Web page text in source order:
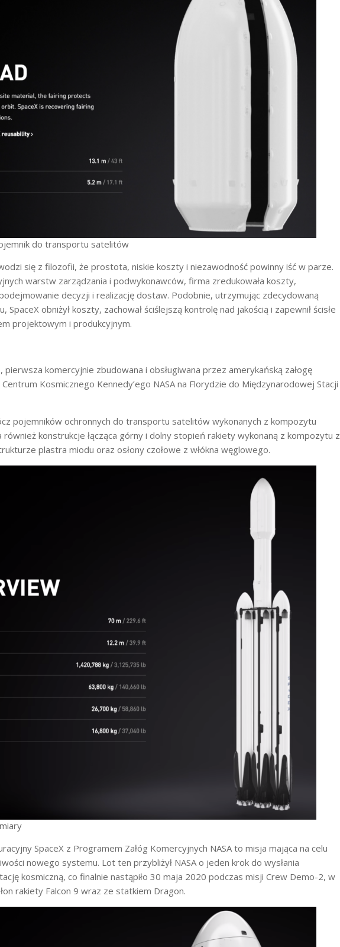
do transportu satelitów
się z filozofii, że prostota, niskie koszty i niezawodność powinny iść w parze.
warstw zarządzania i podwykonawców, firma zredukowała koszty,
decyzji i realizację dostaw. Podobnie, utrzymując zdecydowaną
SpaceX obniżył koszty, zachował ściślejszą kontrolę nad jakością i zapewnił ścisłe
projektowym i produkcyjnym.
komercyjnie zbudowana i obsługiwana przez amerykańską załogę
Kosmicznego Kennedy’ego NASA na Florydzie do Międzynarodowej Stacji
pojemników ochronnych do transportu satelitów wykonanych z kompozytu
również konstrukcje łącząca górny i dolny stopień rakiety wykonaną z kompozytu z
plastra miodu oraz osłony czołowe z włókna węglowego.
SpaceX z Programem Załóg Komercyjnych NASA to misja mająca na celu
nowego systemu. Lot ten przybliżył NASA o jeden krok do wysłania
kosmiczną, co finalnie nastąpiło 30 maja 2020 podczas misji Crew Demo-2, w
rakiety Falcon 9 wraz ze statkiem Dragon.